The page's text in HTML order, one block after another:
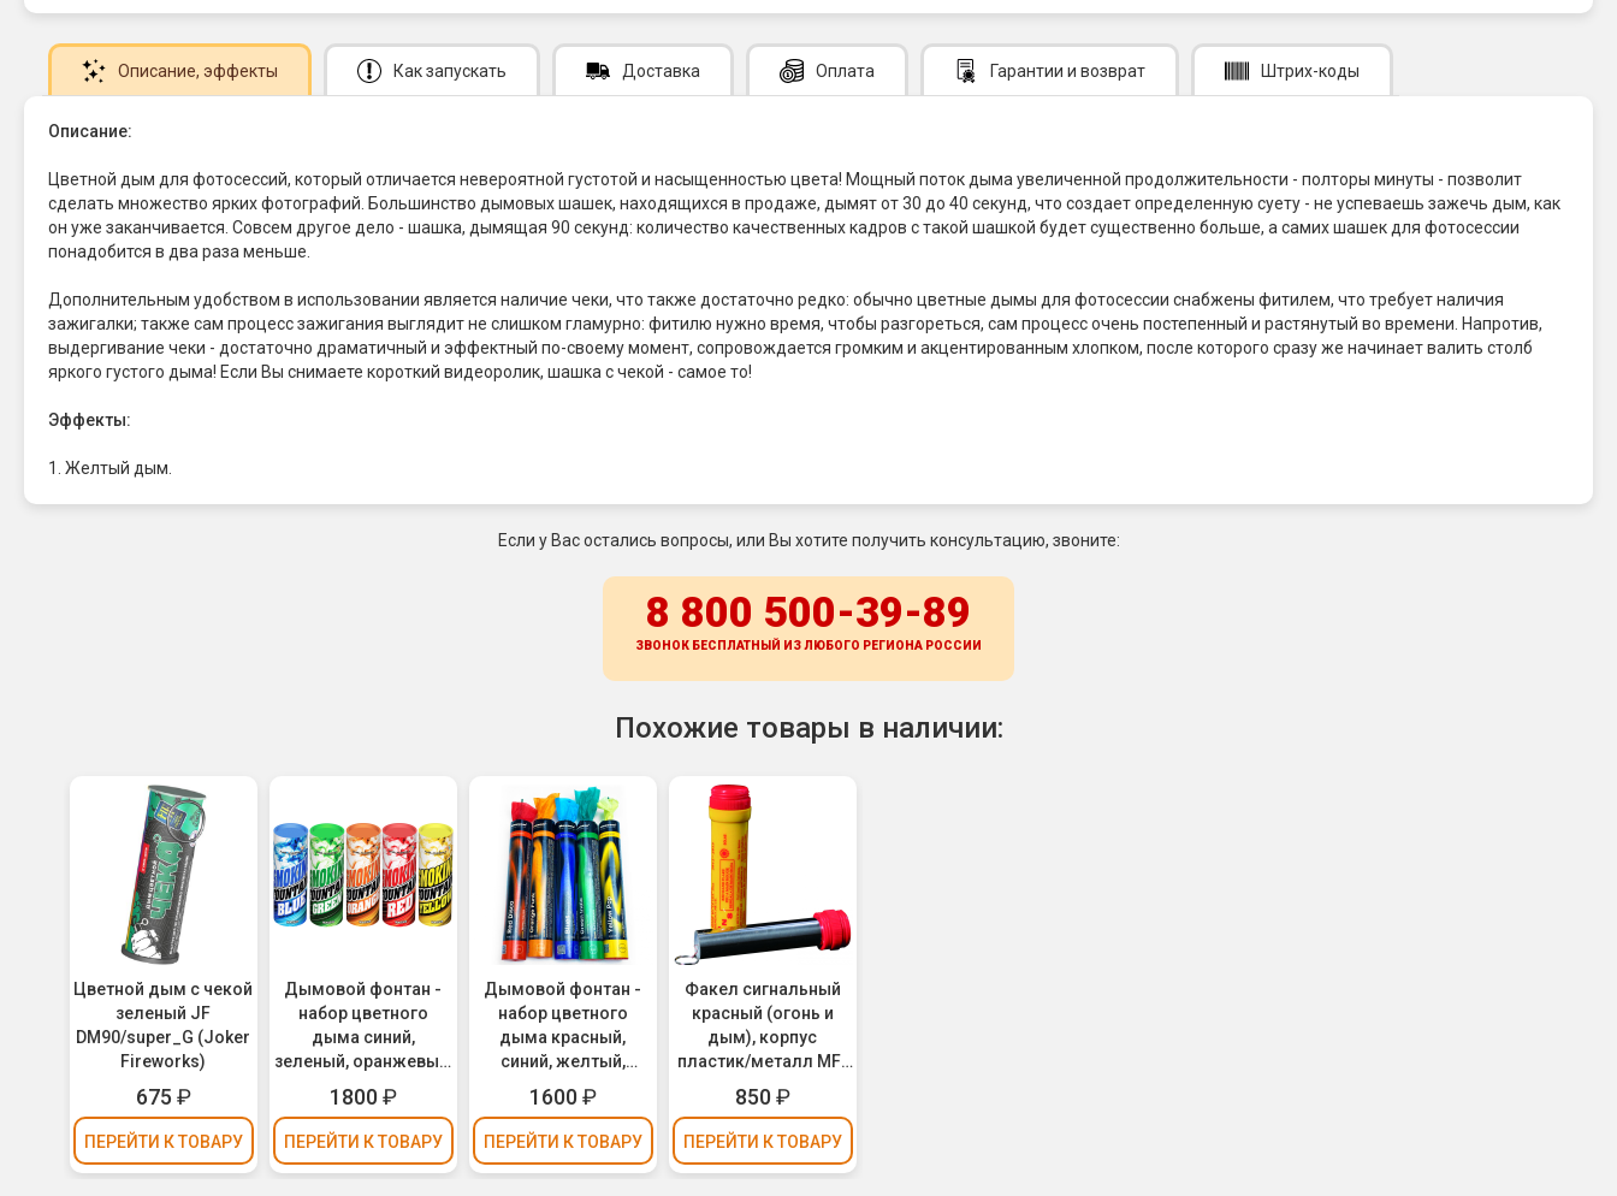
Описание, эффекты Как запускать Доставка Оплата Гарантии и возврат Штрих-коды
Описание:
Цветной дым для фотосессий, который отличается невероятной густотой и насыщенностью цвета! Мощный поток дыма увеличенной продолжительности - полторы минуты - позволит
сделать множество ярких фотографий. Большинство дымовых шашек, находящихся в продаже, дымят от 30 до 40 секунд, что создает определенную суету - не успеваешь зажечь дым, как
он уже заканчивается. Совсем другое дело - шашка, дымящая 90 секунд: количество качественных кадров с такой шашкой будет существенно больше, а самих шашек для фотосессии
понадобится в два раза меньше.
Дополнительным удобством в использовании является наличие чеки, что также достаточно редко: обычно цветные дымы для фотосессии снабжены фитилем, что требует наличия
зажигалки; также сам процесс зажигания выглядит не слишком гламурно: фитилю нужно время, чтобы разгореться, сам процесс очень постепенный и растянутый во времени. Напротив,
выдергивание чеки - достаточно драматичный и эффектный по-своему момент, сопровождается громким и акцентированным хлопком, после которого сразу же начинает валить столб
яркого густого дыма! Если Вы снимаете короткий видеоролик, шашка с чекой - самое то!
Эффекты:
1. Желтый дым.
Если у Вас остались вопросы, или Вы хотите получить консультацию, звоните:
8 800 500-39-89
ЗВОНОК БЕСПЛАТНЫЙ ИЗ ЛЮБОГО РЕГИОНА РОССИИ
Похожие товары в наличии:
Цветной дым с чекой
зеленый JF
DM90/super_G (Joker
Fireworks)
675 ₽
ПЕРЕЙТИ К ТОВАРУ
Дымовой фонтан -
набор цветного
дыма синий,
зеленый, оранжевый,
красный, желтый
MA0509//MIX
(Maxsem)
1800₽
ПЕРЕЙТИ К ТОВАРУ
Дымовой фонтан -
набор цветного
дыма красный,
синий, желтый,
зеленый, оранжевый
MA0511 / Mix (60 сек.)
1600₽
ПЕРЕЙТИ К ТОВАРУ
Факел сигнальный
красный (огонь и
дым), корпус
пластик/металл MF-
0220R
850₽
ПЕРЕЙТИ К ТОВАРУ